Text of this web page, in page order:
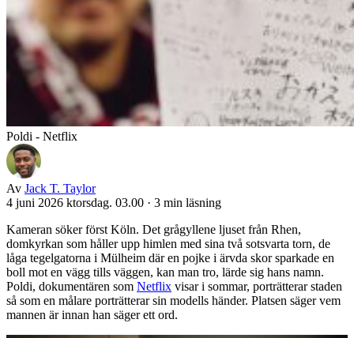
Poldi - Netflix
Av Jack T. Taylor
4 juni 2026 ktorsdag. 03.00 · 3 min läsning
Kameran söker först Köln. Det grågyllene ljuset från Rhen,
domkyrkan som håller upp himlen med sina två sotsvarta torn, de
låga tegelgatorna i Mülheim där en pojke i ärvda skor sparkade en
boll mot en vägg tills väggen, kan man tro, lärde sig hans namn.
Poldi, dokumentären som Netflix visar i sommar, porträtterar staden
så som en målare porträtterar sin modells händer. Platsen säger vem
mannen är innan han säger ett ord.